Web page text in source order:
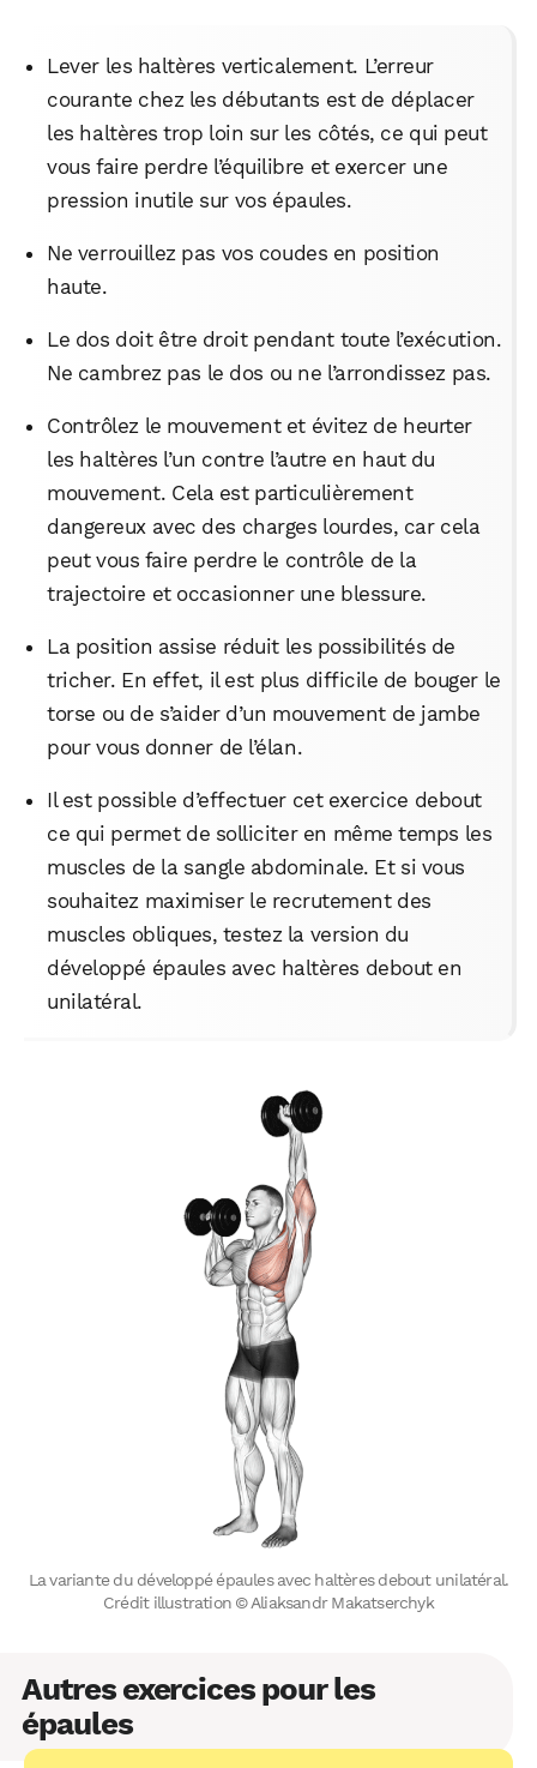
Lever les haltères verticalement. L’erreur
courante chez les débutants est de déplacer
les haltères trop loin sur les côtés, ce qui peut
vous faire perdre l’équilibre et exercer une
pression inutile sur vos épaules.
Ne verrouillez pas vos coudes en position
haute.
Le dos doit être droit pendant toute l’exécution.
Ne cambrez pas le dos ou ne l’arrondissez pas.
Contrôlez le mouvement et évitez de heurter
les haltères l’un contre l’autre en haut du
mouvement. Cela est particulièrement
dangereux avec des charges lourdes, car cela
peut vous faire perdre le contrôle de la
trajectoire et occasionner une blessure.
La position assise réduit les possibilités de
tricher. En effet, il est plus difficile de bouger le
torse ou de s’aider d’un mouvement de jambe
pour vous donner de l’élan.
Il est possible d’effectuer cet exercice debout
ce qui permet de solliciter en même temps les
muscles de la sangle abdominale. Et si vous
souhaitez maximiser le recrutement des
muscles obliques, testez la version du
développé épaules avec haltères debout en
unilatéral.
La variante du développé épaules avec haltères debout unilatéral.
Crédit illustration © Aliaksandr Makatserchyk
Autres exercices pour les
épaules
WhatsApp Telegram Email
Facebook X